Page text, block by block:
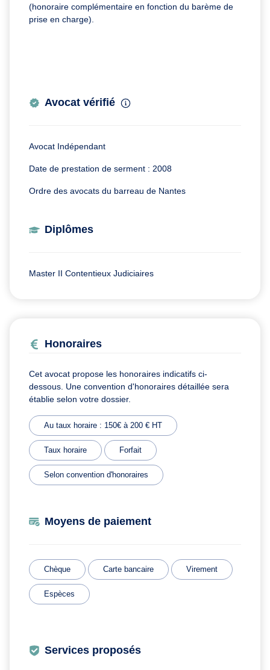
(honoraire complémentaire en fonction du barème de
prise en charge).
Avocat vérifié
Avocat Indépendant
Date de prestation de serment : 2008
Ordre des avocats du barreau de Nantes
Diplômes
Master II Contentieux Judiciaires
Honoraires
Cet avocat propose les honoraires indicatifs ci-
dessous. Une convention d'honoraires détaillée sera
établie selon votre dossier.
Au taux horaire : 150€ à 200 € HT
Taux horaire Forfait
Selon convention d'honoraires
Moyens de paiement
Chèque Carte bancaire Virement
Espèces
Services proposés